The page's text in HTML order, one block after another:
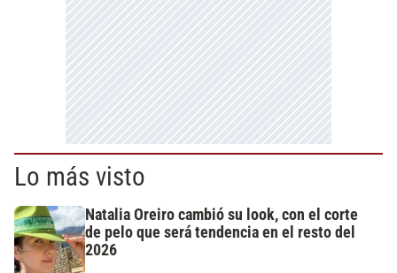
Lo más visto
Natalia Oreiro cambió su look, con el corte
de pelo que será tendencia en el resto del
2026